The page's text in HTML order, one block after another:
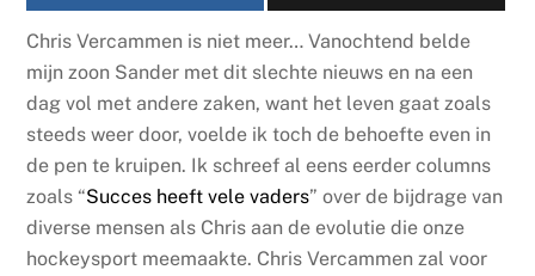
Chris Vercammen is niet meer… Vanochtend belde
mijn zoon Sander met dit slechte nieuws en na een
dag vol met andere zaken, want het leven gaat zoals
steeds weer door, voelde ik toch de behoefte even in
de pen te kruipen. Ik schreef al eens eerder columns
zoals “Succes heeft vele vaders” over de bijdrage van
diverse mensen als Chris aan de evolutie die onze
hockeysport meemaakte. Chris Vercammen zal voor